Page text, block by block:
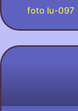
foto lu-097